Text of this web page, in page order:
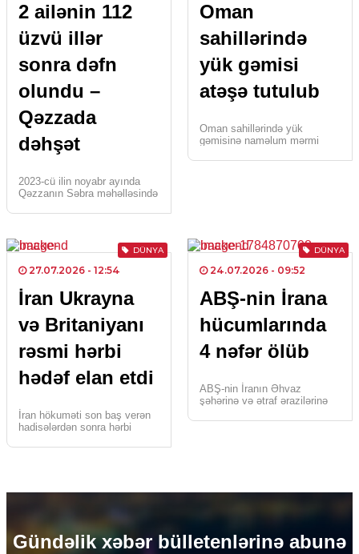
2 ailənin 112
üzvü illər
sonra dəfn
olundu –
Qəzzada
dəhşət
2023-cü ilin noyabr ayında
Qəzzanın Səbra məhəlləsində
nəticəsində həlak olan Əbu
ailələrinin 112
üzvünün meyiti 136 saatlıq
[…]
Oman
sahillərində
yük gəmisi
atəşə tutulub
Oman sahillərində yük
gəmisinə naməlum mərmi
xəbər verir ki, bu
DÜNYA
27.07.2026 - 12:54
İran Ukrayna
və Britaniyanı
rəsmi hərbi
hədəf elan etdi
İran hökuməti son baş verən
hadisələrdən sonra hərbi
Faktum.az xəbər verir ki, ötən
DÜNYA
24.07.2026 - 09:52
ABŞ-nin İrana
hücumlarında
4 nəfər ölüb
ABŞ-nin İranın Əhvaz
şəhərinə və ətraf ərazilərinə
dörd nəfər həlak olub.
Gündəlik xəbər bülletenlərinə abunə